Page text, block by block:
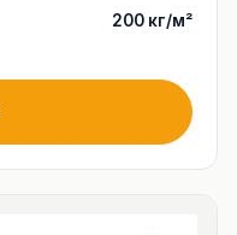
200 кг/м²